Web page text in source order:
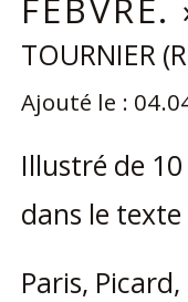
FEBVRE.
TOURNIER
Ajouté le :
Illustré de
dans le
Paris,